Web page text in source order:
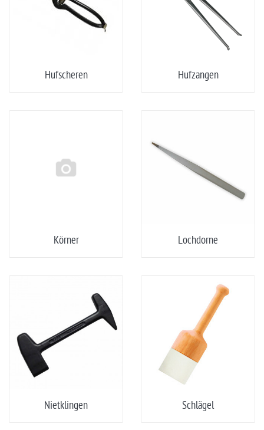
Hufscheren Hufzangen
Körner Lochdorne
Nietklingen Schlägel